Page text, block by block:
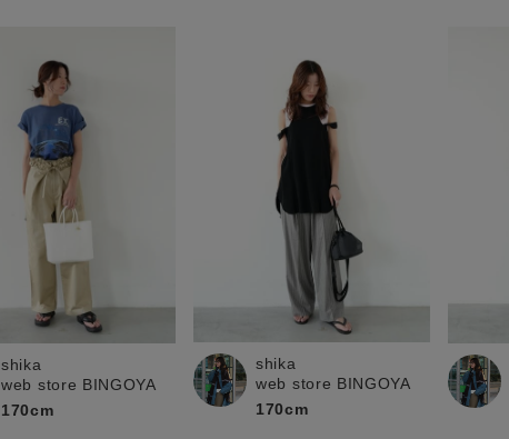
お知らせ・ご利用ガイド
お知らせ
ご利用ガイド
ギフトラッピング
お問い合わせ
この条件で絞り込む
shika
web store BINGOYA
170cm
shika
web store BINGOYA
170cm